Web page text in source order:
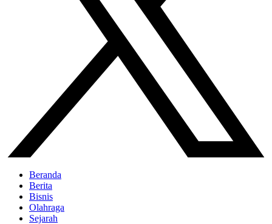
Beranda
Berita
Bisnis
Olahraga
Sejarah